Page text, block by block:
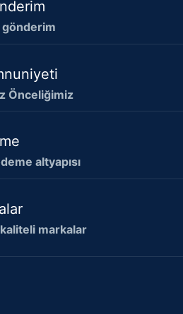
gönderim
Önceliğimiz
altyapısı
markalar